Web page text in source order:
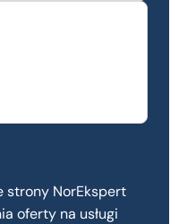
strony NorEkspert
oferty na usługi